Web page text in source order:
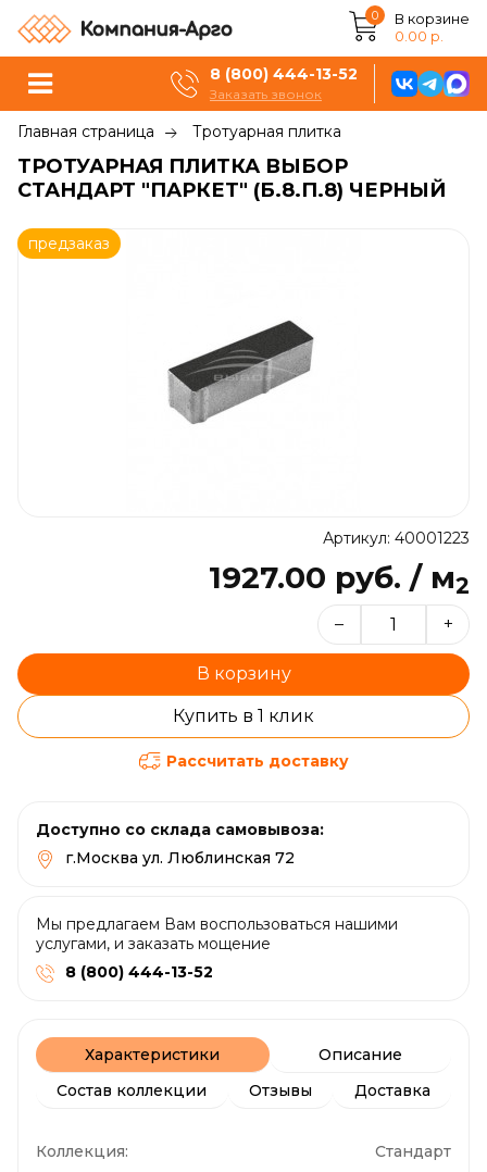
0
В корзине
0.00 р.
8 (800) 444-13-52
Заказать звонок
Главная страница Тротуарная плитка
ТРОТУАРНАЯ ПЛИТКА ВЫБОР
СТАНДАРТ "ПАРКЕТ" (Б.8.П.8) ЧЕРНЫЙ
предзаказ
Артикул: 40001223
1927.00 руб. / м2
– +
В корзину
Купить в 1 клик
Рассчитать доставку
Доступно со склада самовывоза:
г.Москва ул. Люблинская 72
Мы предлагаем Вам воспользоваться нашими
услугами, и заказать мощение
8 (800) 444-13-52
Характеристики
Описание
Состав коллекции
Отзывы Доставка
Коллекция: Стандарт